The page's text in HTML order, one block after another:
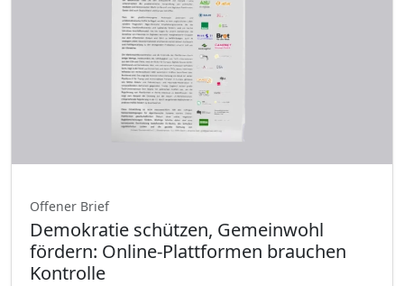
Offener Brief
Demokratie schützen, Gemeinwohl
fördern: Online-Plattformen brauchen
Kontrolle